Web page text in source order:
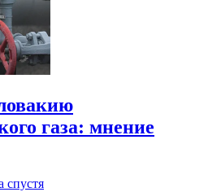
газа: мнение
спустя